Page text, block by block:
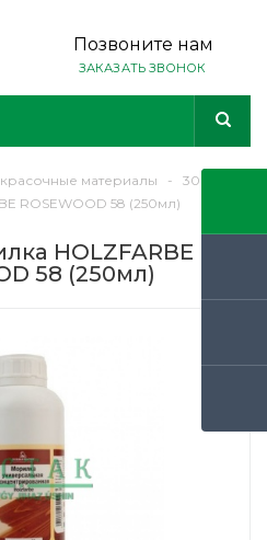
Позвоните нам
ЗАКАЗАТЬ ЗВОНОК
материалы -
3000PA
ROSEWOOD 58 (250мл)
HOLZFARBE
58 (250мл)